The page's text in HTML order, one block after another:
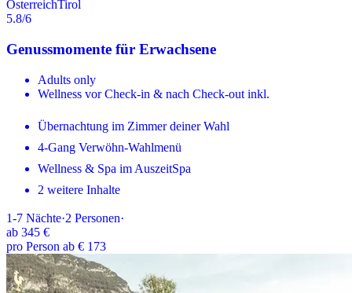
ÖsterreichTirol
5.8/6
Genussmomente für Erwachsene
Adults only
Wellness vor Check-in & nach Check-out inkl.
Übernachtung im Zimmer deiner Wahl
4-Gang Verwöhn-Wahlmenü
Wellness & Spa im AuszeitSpa
2 weitere Inhalte
1-7 Nächte·2 Personen·
ab 345 €
pro Person ab € 173